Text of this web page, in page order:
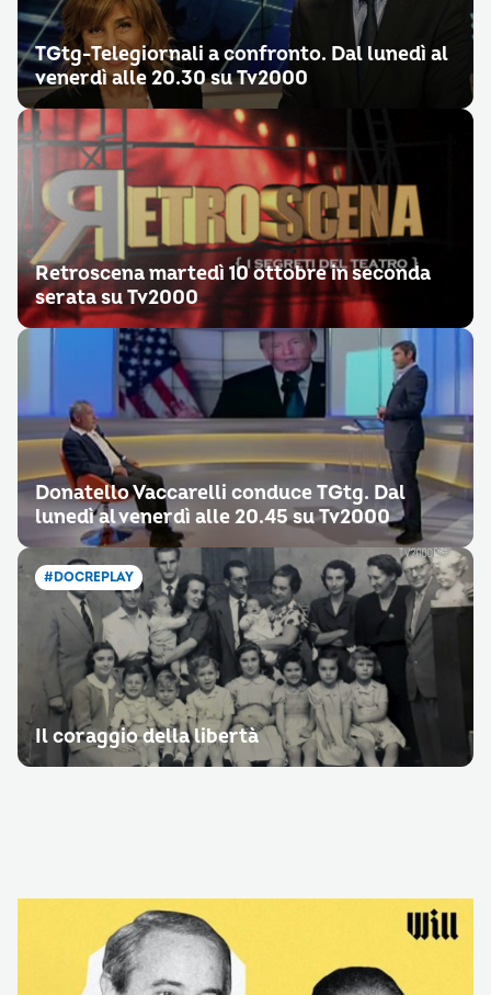
TGtg-Telegiornali a confronto. Dal lunedì al
venerdì alle 20.30 su Tv2000
Retroscena martedì 10 ottobre in seconda
serata su Tv2000
Donatello Vaccarelli conduce TGtg. Dal
lunedì al venerdì alle 20.45 su Tv2000
#DOCREPLAY
Il coraggio della libertà